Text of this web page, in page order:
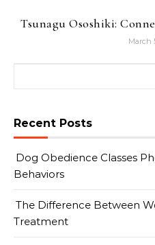
Tsunagu Ososhiki:
March
Recent Posts
Dog Obedience Classes
Behaviors
The Difference Between
Treatment